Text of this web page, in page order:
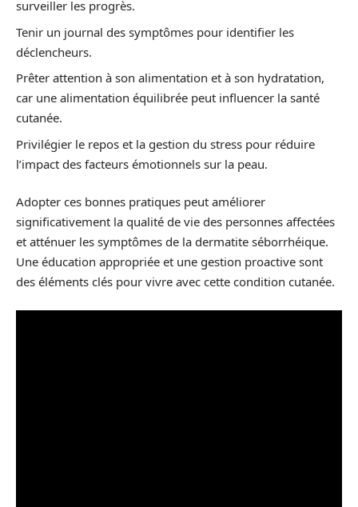
surveiller les progrès.
Tenir un journal des symptômes pour identifier les
déclencheurs.
Prêter attention à son alimentation et à son hydratation,
car une alimentation équilibrée peut influencer la santé
cutanée.
Privilégier le repos et la gestion du stress pour réduire
l’impact des facteurs émotionnels sur la peau.
Adopter ces bonnes pratiques peut améliorer
significativement la qualité de vie des personnes affectées
et atténuer les symptômes de la dermatite séborrhéique.
Une éducation appropriée et une gestion proactive sont
des éléments clés pour vivre avec cette condition cutanée.